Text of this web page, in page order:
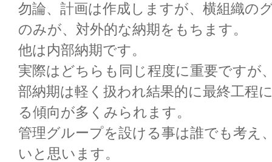
勿論、計画は作成しますが、横組織の
のみが、対外的な納期をもちます。
他は内部納期です。
実際はどちらも同じ程度に重要ですが
部納期は軽く扱われ結果的に最終工程
る傾向が多くみられます。
管理グループを設ける事は誰でも考え
いと思います。